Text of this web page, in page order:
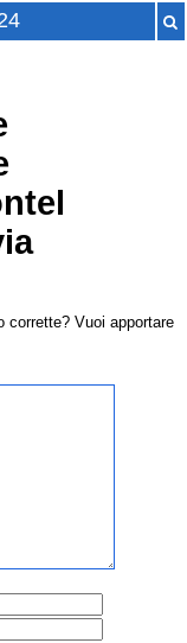
corrette? Vuoi apportare